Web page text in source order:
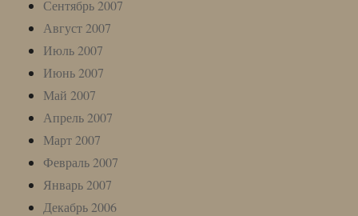
Сентябрь 2007
Август 2007
Июль 2007
Июнь 2007
Май 2007
Апрель 2007
Март 2007
Февраль 2007
Январь 2007
Декабрь 2006